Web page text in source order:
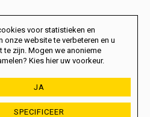
voor statistieken en
onze website te verbeteren en u
te zijn. Mogen we anonieme
Kies hier uw voorkeur.
JA
SPECIFICEER